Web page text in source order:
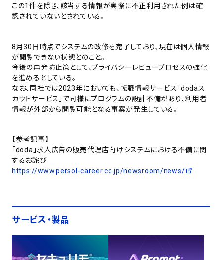
この1件を除き、該当する情報が実際に不正利用された例は確
認されていないとされている。
8月30日時点でシステムの改修を完了しており、現在は個人情報
が閲覧できない状態とのこと。
今後の再発防止策として、プライバシーレビュープロセスの強化
を進めるとしている。
なお、同社では2023年においても、転職情報サービス「dodaス
カウトサービス」で同様にプログラムの設計不備があり、利用者
情報が外部から閲覧可能となる事案が発生している。
【参考記事】
「doda」求人広告の販売代理店向けシステムにおける不備に関
するお詫び
https://www.persol-career.co.jp/newsroom/news/
サービス・製品